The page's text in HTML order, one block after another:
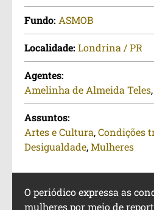
Fundo: ASMOB
Localidade: Londrina / PR
Agentes:
Amelinha de Almeida Teles,
Assuntos:
Artes e Cultura,Condições
Desigualdade,Mulheres
O periódico expressa as
mulheres por meio de